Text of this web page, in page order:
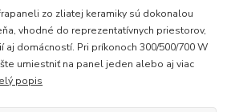
zo zliatej keramiky sú dokonalou
vhodné do reprezentatívnych priestorov,
aj domácností. Pri príkonoch 300/500/700 W
umiestniť na panel jeden alebo aj viac
popis